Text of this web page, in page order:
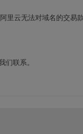
里云无法对域名的交易
联系。